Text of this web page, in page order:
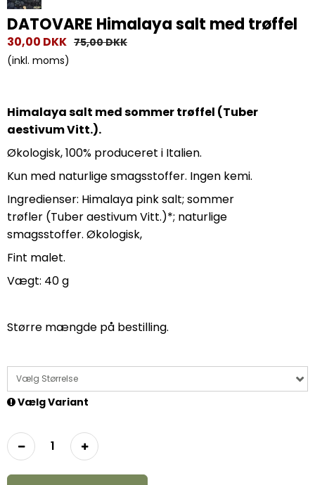
DATOVARE Himalaya salt med trøffel
30,00 DKK 75,00 DKK
(inkl. moms)
Himalaya salt med sommer trøffel (Tuber
aestivum Vitt.).
Økologisk, 100% produceret i Italien.
Kun med naturlige smagsstoffer. Ingen kemi.
Ingredienser: Himalaya pink salt; sommer
trøfler (Tuber aestivum Vitt.)*; naturlige
smagsstoffer. Økologisk,
Fint malet.
Vægt: 40 g
Større mængde på bestilling.
Vælg Størrelse
Vælg Variant